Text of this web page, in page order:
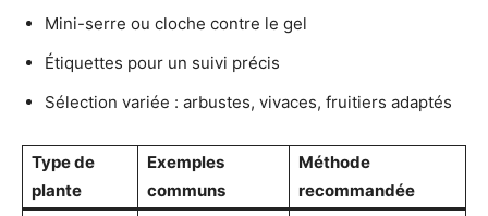
Mini-serre ou cloche contre le gel
Étiquettes pour un suivi précis
Sélection variée : arbustes, vivaces, fruitiers adaptés
Type de
plante
Exemples
communs
Méthode
recommandée